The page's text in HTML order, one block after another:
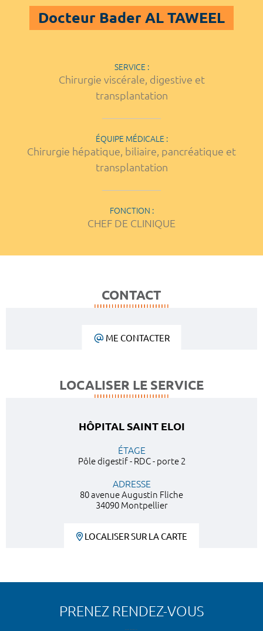
Docteur Bader AL TAWEEL
SERVICE :
Chirurgie viscérale, digestive et
transplantation
ÉQUIPE MÉDICALE :
Chirurgie hépatique, biliaire, pancréatique et
transplantation
FONCTION :
CHEF DE CLINIQUE
CONTACT
ME CONTACTER
LOCALISER LE SERVICE
HÔPITAL SAINT ELOI
ÉTAGE
Pôle digestif - RDC - porte 2
ADRESSE
80 avenue Augustin Fliche
34090 Montpellier
LOCALISER SUR LA CARTE
PRENEZ RENDEZ-VOUS